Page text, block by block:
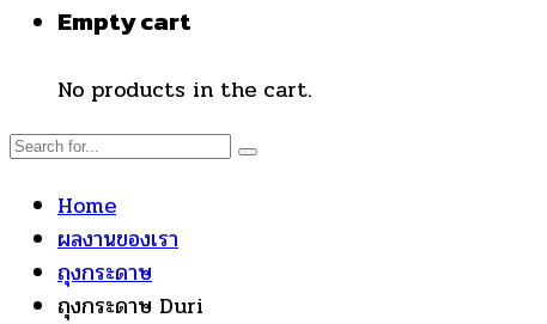
Empty cart
No products in the cart.
Home
ผลงานของเรา
ถุงกระดาษ
ถุงกระดาษ Duri